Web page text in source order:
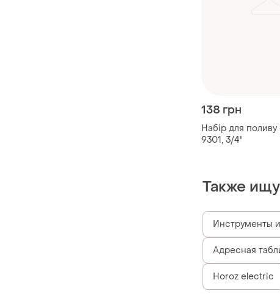
138 грн
Набір для
9301, 3/4"
Также
Инструменты
Адресная
Horoz electric